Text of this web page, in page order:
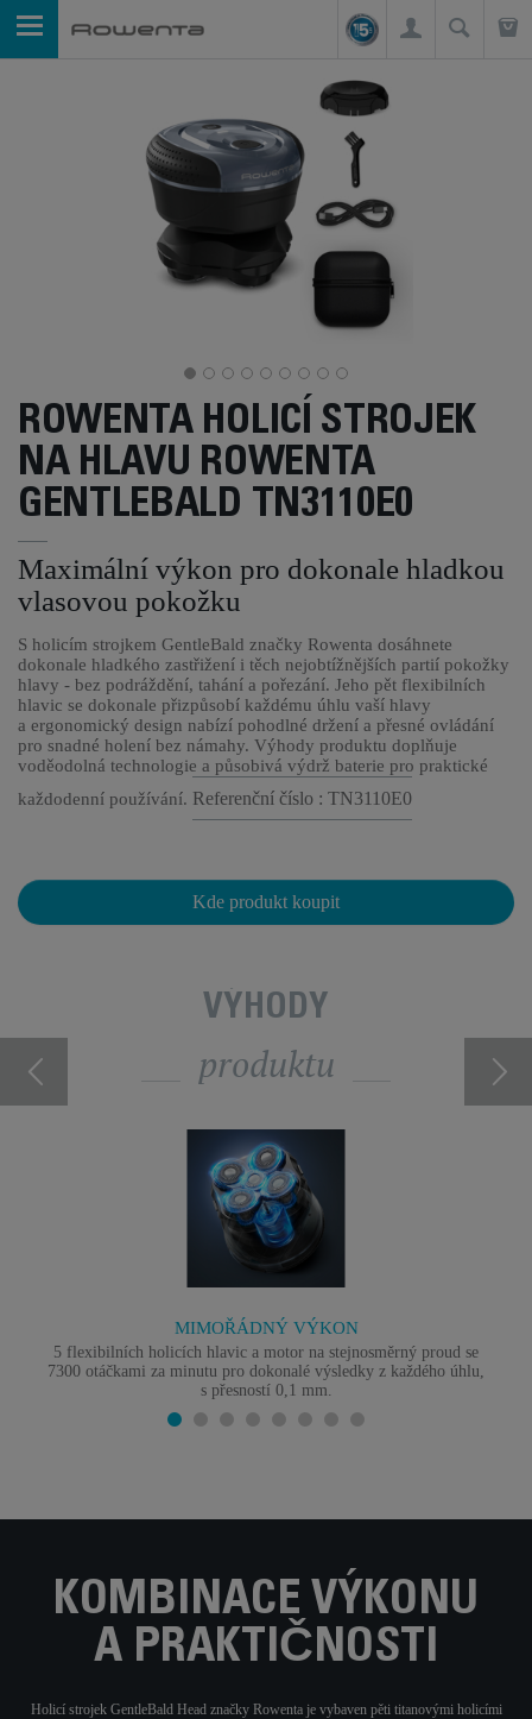
ROWENTA HOLICÍ STROJEK
NA HLAVU ROWENTA
GENTLEBALD TN3110E0
Maximální výkon pro dokonale hladkou
vlasovou pokožku
S holicím strojkem GentleBald značky Rowenta dosáhnete
dokonale hladkého zastřižení i těch nejobtížnějších partií pokožky
hlavy - bez podráždění, tahání a pořezání. Jeho pět flexibilních
hlavic se dokonale přizpůsobí každému úhlu vaší hlavy
a ergonomický design nabízí pohodlné držení a přesné ovládání
pro snadné holení bez námahy. Výhody produktu doplňuje
voděodolná technologie a působivá výdrž baterie pro praktické
každodenní používání. Referenční číslo : TN3110E0
Kde produkt koupit
VÝHODY
produktu
MIMOŘÁDNÝ VÝKON
5 flexibilních holicích hlavic a motor na stejnosměrný proud se
7300 otáčkami za minutu pro dokonalé výsledky z každého úhlu,
s přesností 0,1 mm.
KOMBINACE VÝKONU
A PRAKTIČNOSTI
Holicí strojek GentleBald Head značky Rowenta je vybaven pěti titanovými holicími